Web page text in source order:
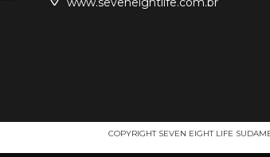
COPYRIGHT SEVEN EIGHT LIFE